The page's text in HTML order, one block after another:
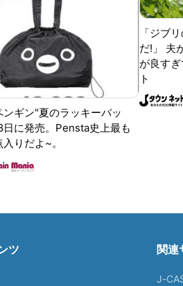
ギン"夏のラッキーバッ
に発売。Pensta史上最も
りだよ~。
「ジブ
だ!」 夫
が良す
ト
ツ 関連
J-